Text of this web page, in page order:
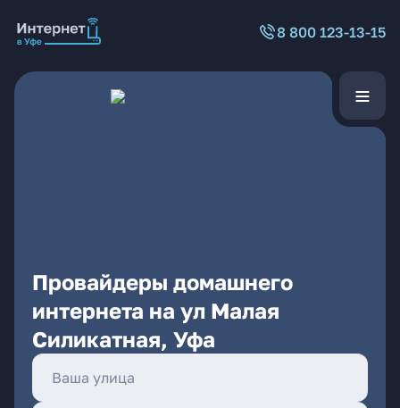
8 800 123-13-15
Провайдеры домашнего
интернета на ул Малая
Силикатная, Уфа